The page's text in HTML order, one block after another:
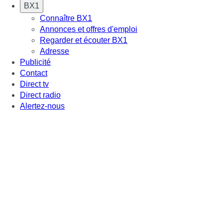
BX1
Connaître BX1
Annonces et offres d'emploi
Regarder et écouter BX1
Adresse
Publicité
Contact
Direct tv
Direct radio
Alertez-nous